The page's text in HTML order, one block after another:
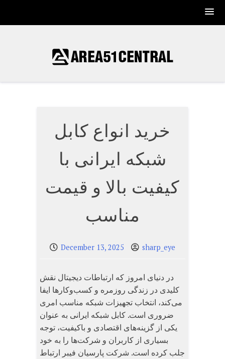
خرید انواع کابل
شبکه ایرانی با
کیفیت بالا و قیمت
مناسب
December 13, 2025 sharp_eye
در دنیای امروز که ارتباطات دیجیتال نقش
کلیدی در زندگی روزمره و کسب‌وکارها ایفا
می‌کند، انتخاب تجهیزات شبکه مناسب امری
ضروری است. کابل شبکه ایرانی به عنوان
یکی از گزینه‌های اقتصادی و باکیفیت، توجه
بسیاری از کاربران و شرکت‌ها را به خود
جلب کرده است. شرکت پارسیان فیبر ارتباط